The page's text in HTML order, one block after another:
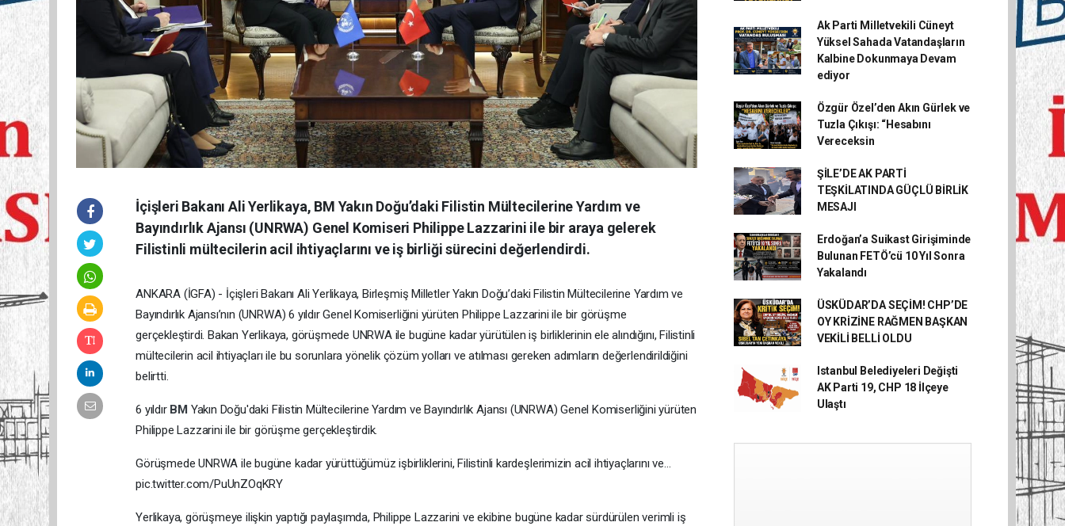
İçişleri Bakanı Ali Yerlikaya, BM Yakın Doğu’daki Filistin Mültecilerine Yardım ve
Bayındırlık Ajansı (UNRWA) Genel Komiseri Philippe Lazzarini ile bir araya gelerek
Filistinli mültecilerin acil ihtiyaçlarını ve iş birliği sürecini değerlendirdi.
ANKARA (İGFA) - İçişleri Bakanı Ali Yerlikaya, Birleşmiş Milletler Yakın Doğu’daki Filistin Mültecilerine Yardım ve
Bayındırlık Ajansı’nın (UNRWA) 6 yıldır Genel Komiserliğini yürüten Philippe Lazzarini ile bir görüşme
gerçekleştirdi. Bakan Yerlikaya, görüşmede UNRWA ile bugüne kadar yürütülen iş birliklerinin ele alındığını, Filistinli
mültecilerin acil ihtiyaçları ile bu sorunlara yönelik çözüm yolları ve atılması gereken adımların değerlendirildiğini
belirtti.
6 yıldır BM Yakın Doğu'daki Filistin Mültecilerine Yardım ve Bayındırlık Ajansı (UNRWA) Genel Komiserliğini yürüten
Philippe Lazzarini ile bir görüşme gerçekleştirdik.
Görüşmede UNRWA ile bugüne kadar yürüttüğümüz işbirliklerini, Filistinli kardeşlerimizin acil ihtiyaçlarını ve…
pic.twitter.com/PuUnZOqKRY
Yerlikaya, görüşmeye ilişkin yaptığı paylaşımda, Philippe Lazzarini ve ekibine bugüne kadar sürdürülen verimli iş
Ak Parti Milletvekili Cüneyt
Yüksel Sahada Vatandaşların
Kalbine Dokunmaya Devam
ediyor
Özgür Özel’den Akın Gürlek ve
Tuzla Çıkışı: “Hesabını
Vereceksin
ŞİLE’DE AK PARTİ
TEŞKİLATINDA GÜÇLÜ BİRLİK
MESAJI
Erdoğan’a Suikast Girişiminde
Bulunan FETÖ’cü 10 Yıl Sonra
Yakalandı
ÜSKÜDAR’DA SEÇİM! CHP’DE
OY KRİZİNE RAĞMEN BAŞKAN
VEKİLİ BELLİ OLDU
Istanbul Belediyeleri Değişti
AK Parti 19, CHP 18 İlçeye
Ulaştı